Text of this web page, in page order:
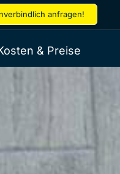
anfragen!
& Preise